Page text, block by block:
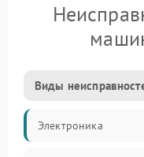
Виды
Электроника